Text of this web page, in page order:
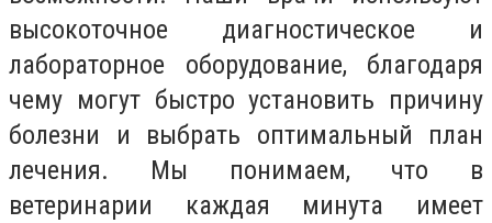
высокоточное диагностическое и
лабораторное оборудование, благодаря
чему могут быстро установить причину
болезни и выбрать оптимальный план
лечения. Мы понимаем, что в
ветеринарии каждая минута имеет